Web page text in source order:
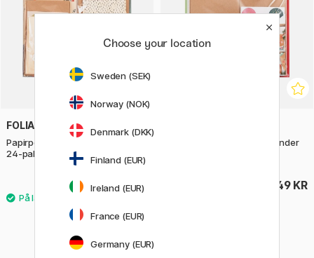
FOLIA
Papirposer til Adventskalender
24-pakke
119 KR
149 KR
Papirposer til Adventskalender
149 KR
Choose your location
Sweden (SEK)
Norway (NOK)
Denmark (DKK)
Finland (EUR)
Ireland (EUR)
France (EUR)
Germany (EUR)